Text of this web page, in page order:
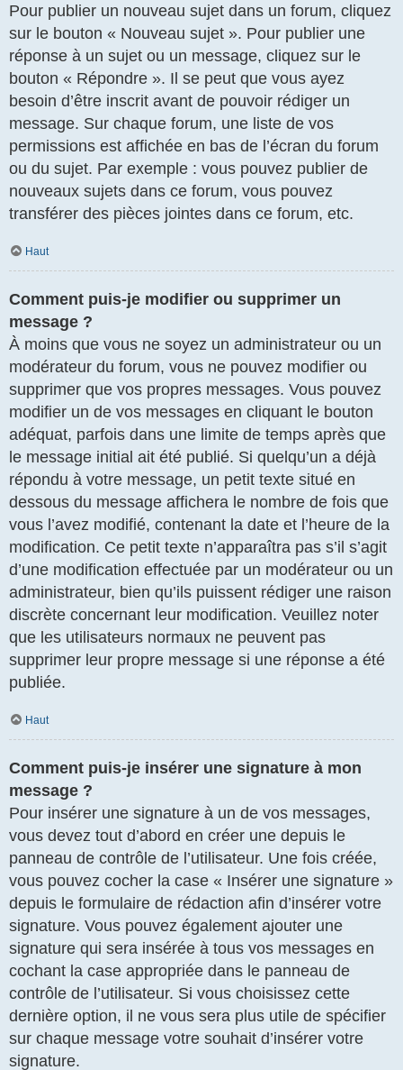
Pour publier un nouveau sujet dans un forum, cliquez
sur le bouton « Nouveau sujet ». Pour publier une
réponse à un sujet ou un message, cliquez sur le
bouton « Répondre ». Il se peut que vous ayez
besoin d’être inscrit avant de pouvoir rédiger un
message. Sur chaque forum, une liste de vos
permissions est affichée en bas de l’écran du forum
ou du sujet. Par exemple : vous pouvez publier de
nouveaux sujets dans ce forum, vous pouvez
transférer des pièces jointes dans ce forum, etc.
Haut
Comment puis-je modifier ou supprimer un
message ?
À moins que vous ne soyez un administrateur ou un
modérateur du forum, vous ne pouvez modifier ou
supprimer que vos propres messages. Vous pouvez
modifier un de vos messages en cliquant le bouton
adéquat, parfois dans une limite de temps après que
le message initial ait été publié. Si quelqu’un a déjà
répondu à votre message, un petit texte situé en
dessous du message affichera le nombre de fois que
vous l’avez modifié, contenant la date et l’heure de la
modification. Ce petit texte n’apparaîtra pas s’il s’agit
d’une modification effectuée par un modérateur ou un
administrateur, bien qu’ils puissent rédiger une raison
discrète concernant leur modification. Veuillez noter
que les utilisateurs normaux ne peuvent pas
supprimer leur propre message si une réponse a été
publiée.
Haut
Comment puis-je insérer une signature à mon
message ?
Pour insérer une signature à un de vos messages,
vous devez tout d’abord en créer une depuis le
panneau de contrôle de l’utilisateur. Une fois créée,
vous pouvez cocher la case « Insérer une signature »
depuis le formulaire de rédaction afin d’insérer votre
signature. Vous pouvez également ajouter une
signature qui sera insérée à tous vos messages en
cochant la case appropriée dans le panneau de
contrôle de l’utilisateur. Si vous choisissez cette
dernière option, il ne vous sera plus utile de spécifier
sur chaque message votre souhait d’insérer votre
signature.